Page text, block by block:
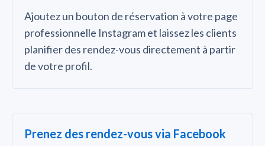
Ajoutez un bouton de réservation à votre page
professionnelle Instagram et laissez les clients
planifier des rendez-vous directement à partir
de votre profil.
Prenez des rendez-vous via Facebook